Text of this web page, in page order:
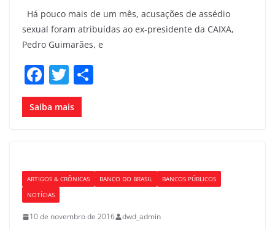
Há pouco mais de um mês, acusações de assédio
sexual foram atribuídas ao ex-presidente da CAIXA,
Pedro Guimarães, e
F
a
c
o
o
k
T
w
itt
Saiba mais
ARTIGOS & CRÔNICAS BANCO DO BRASIL
BANCOS PÚBLICOS
NOTÍCIAS
10 de novembro de 2016 dwd_admin